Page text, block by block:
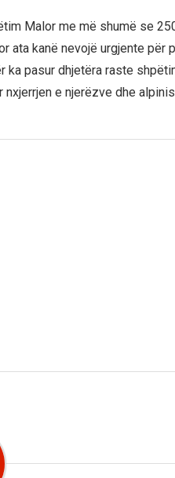
Malor me më shumë se
ata kanë nevojë urgjente për
ka pasur dhjetëra raste
e njerëzve dhe